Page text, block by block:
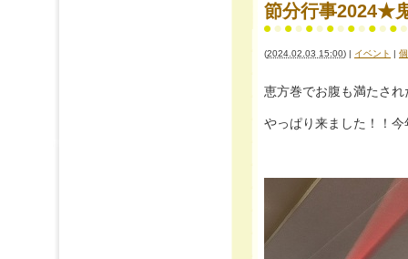
節分行事2024★
(2024.02.03 15:00) | イベント |
恵方巻でお腹も満たさ
やっぱり来ました！！